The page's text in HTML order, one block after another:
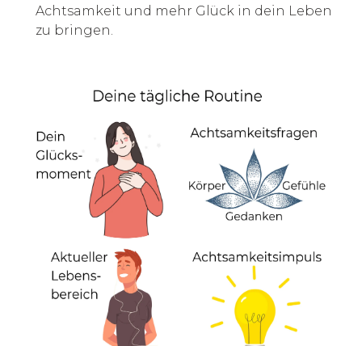
Achtsamkeit und mehr Glück in dein Leben
zu bringen.